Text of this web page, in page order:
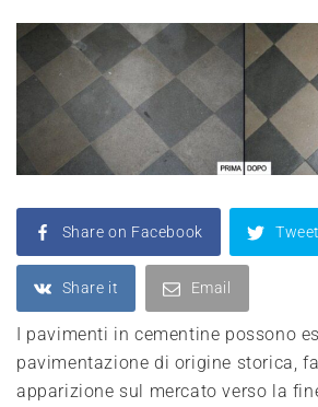
Share on Facebook
Share it Email
I pavimenti in cementine possono
pavimentazione di origine storica,
apparizione sul mercato verso la